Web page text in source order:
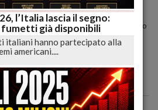
Febbraio 2022 16:05
lampo là Panini Comics ha annunciato
su tutti i suoi prodotti.
#prezzo #aumento #manga
l’Italia lascia il segno:
già disponibili
italiani hanno partecipato alla
americani....